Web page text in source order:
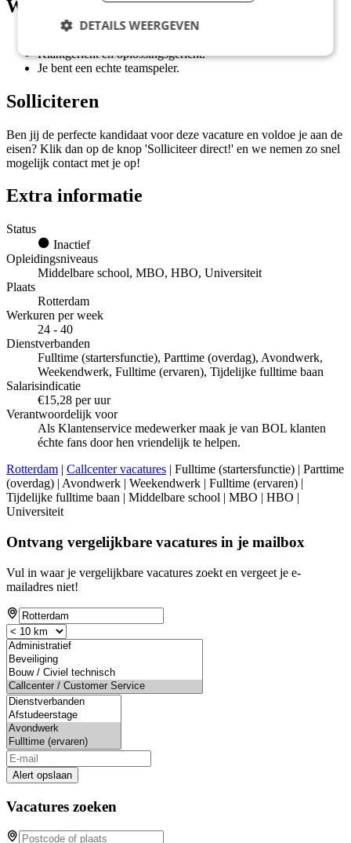
Wat wij vragen
Klantgericht en oplossingsgericht.
Je bent een echte teamspeler.
Solliciteren
Ben jij de perfecte kandidaat voor deze vacature en voldoe je aan de
eisen? Klik dan op de knop 'Solliciteer direct!' en we nemen zo snel
mogelijk contact met je op!
Extra informatie
Status
Inactief
Opleidingsniveaus
Middelbare school, MBO, HBO, Universiteit
Plaats
Rotterdam
Werkuren per week
24 - 40
Dienstverbanden
Fulltime (startersfunctie), Parttime (overdag), Avondwerk,
Weekendwerk, Fulltime (ervaren), Tijdelijke fulltime baan
Salarisindicatie
€15,28 per uur
Verantwoordelijk voor
Als Klantenservice medewerker maak je van BOL klanten
échte fans door hen vriendelijk te helpen.
Rotterdam | Callcenter vacatures | Fulltime (startersfunctie) | Parttime
(overdag) | Avondwerk | Weekendwerk | Fulltime (ervaren) |
Tijdelijke fulltime baan | Middelbare school | MBO | HBO |
Universiteit
Ontvang vergelijkbare vacatures in je mailbox
Vul in waar je vergelijkbare vacatures zoekt en vergeet je e-
mailadres niet!
Alert opslaan
Vacatures zoeken
DETAILS WEERGEVEN